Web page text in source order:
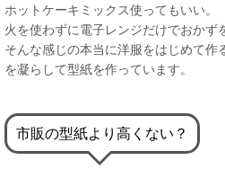
ホットケーキミックス使ってもいい。
火を使わずに電子レンジだけでおかず
そんな感じの本当に洋服をはじめて作
を凝らして型紙を作っています。
市販の型紙より高くない？